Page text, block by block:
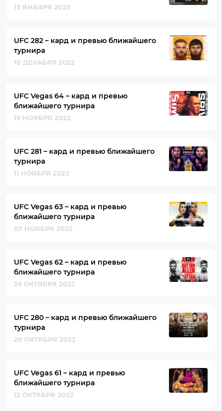
13 ЯНВАРЯ 2023
UFC 282 – кард и превью ближайшего
турнира
10 ДЕКАБРЯ 2022
UFC Vegas 64 – кард и превью
ближайшего турнира
19 НОЯБРЯ 2022
UFC 281 – кард и превью ближайшего
турнира
11 НОЯБРЯ 2022
UFC Vegas 63 – кард и превью
ближайшего турнира
03 НОЯБРЯ 2022
UFC Vegas 62 – кард и превью
ближайшего турнира
26 ОКТЯБРЯ 2022
UFC 280 – кард и превью ближайшего
турнира
20 ОКТЯБРЯ 2022
UFC Vegas 61 – кард и превью
ближайшего турнира
12 ОКТЯБРЯ 2022